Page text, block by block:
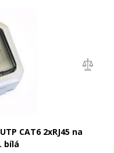
CAT6 2xRJ45 na
bílá